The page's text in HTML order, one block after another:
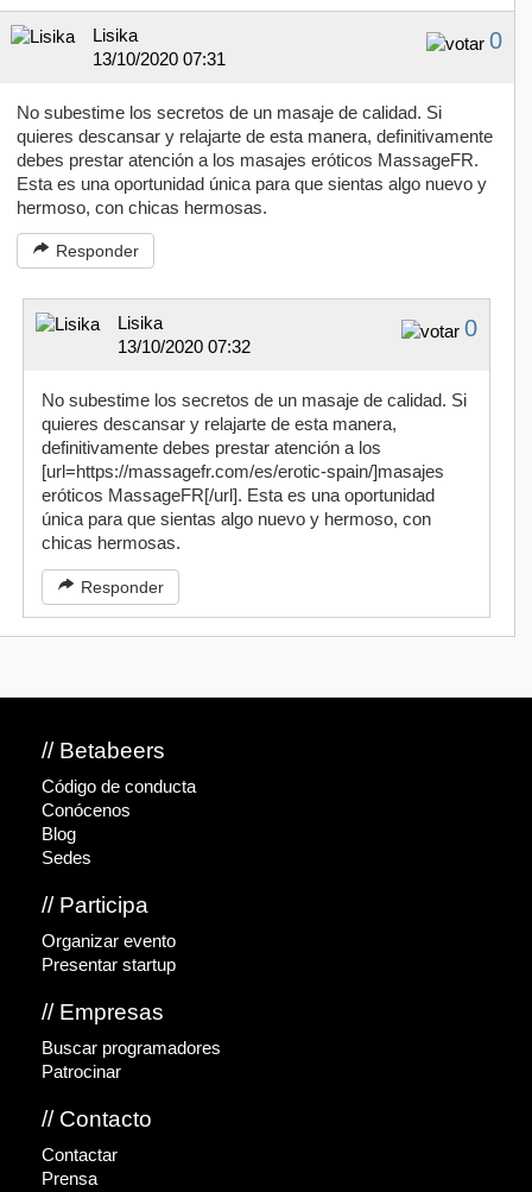
0
Lisika
13/10/2020 07:31
No subestime los secretos de un masaje de calidad. Si
quieres descansar y relajarte de esta manera, definitivamente
debes prestar atención a los masajes eróticos MassageFR.
Esta es una oportunidad única para que sientas algo nuevo y
hermoso, con chicas hermosas.
Responder
0
Lisika
13/10/2020 07:32
No subestime los secretos de un masaje de calidad. Si
quieres descansar y relajarte de esta manera,
definitivamente debes prestar atención a los
[url=https://massagefr.com/es/erotic-spain/]masajes
eróticos MassageFR[/url]. Esta es una oportunidad
única para que sientas algo nuevo y hermoso, con
chicas hermosas.
Responder
// Betabeers
Código de conducta
Conócenos
Blog
Sedes
// Participa
Organizar evento
Presentar startup
// Empresas
Buscar programadores
Patrocinar
// Contacto
Contactar
Prensa